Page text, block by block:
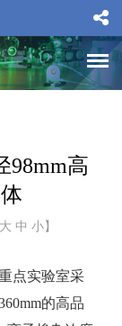
98mm高
大 中 小 】
点实验室采
的高品